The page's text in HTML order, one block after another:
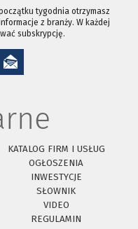
tygodnia otrzymasz
z branży. W każdej
subskrypcję.
KATALOG FIRM I USŁUG
OGŁOSZENIA
INWESTYCJE
SŁOWNIK
VIDEO
REGULAMIN